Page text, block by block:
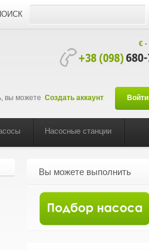
€-
вы можете Создать аккаунт Войти
Насосные станции
Вы можете выполнить